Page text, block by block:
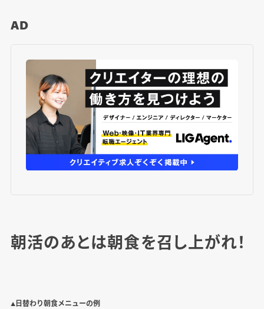
AD
朝活のあとは朝食を召し上がれ！
▲日替わり朝食メニューの例